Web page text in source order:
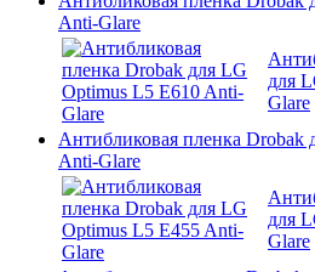
Anti-Glare
для
Glare
Антибликовая пленка Drobak
Anti-Glare
для
Glare